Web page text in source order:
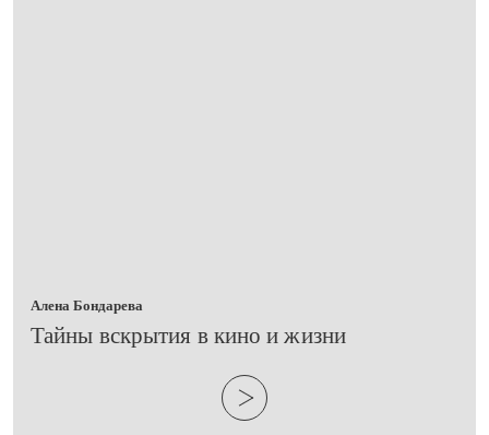
Алена Бондарева
Тайны вскрытия в кино и жизни